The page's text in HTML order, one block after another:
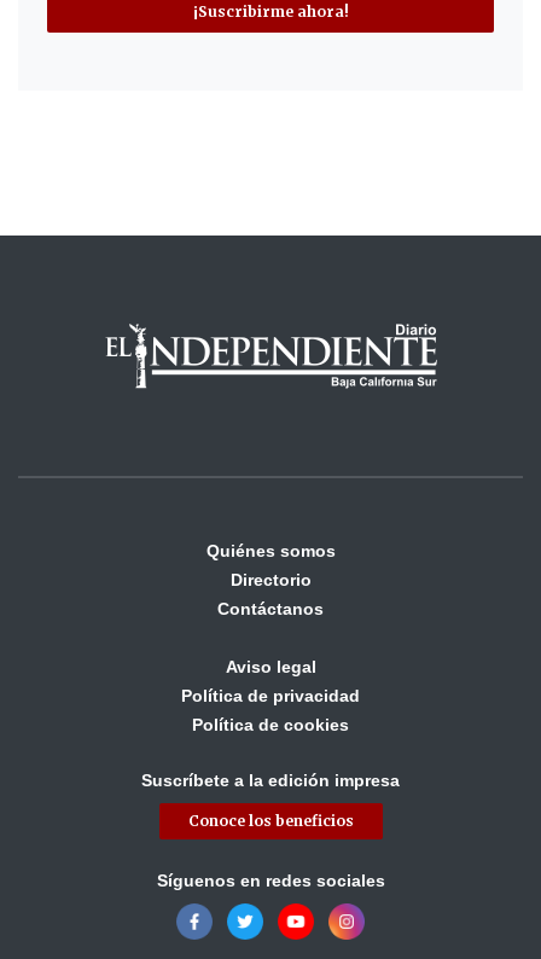
¡Suscribirme ahora!
Quiénes somos
Directorio
Contáctanos
Aviso legal
Política de privacidad
Política de cookies
Suscríbete a la edición impresa
Conoce los beneficios
Síguenos en redes sociales